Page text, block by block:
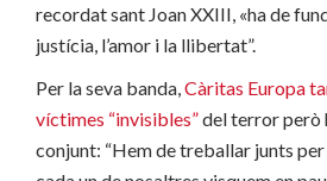
recordat sant Joan XXIII, «ha de
justícia, l’amor i la llibertat”.
Per la seva banda, Càritas Europa
víctimes “invisibles”del terror però
conjunt: “Hem de treballar junts